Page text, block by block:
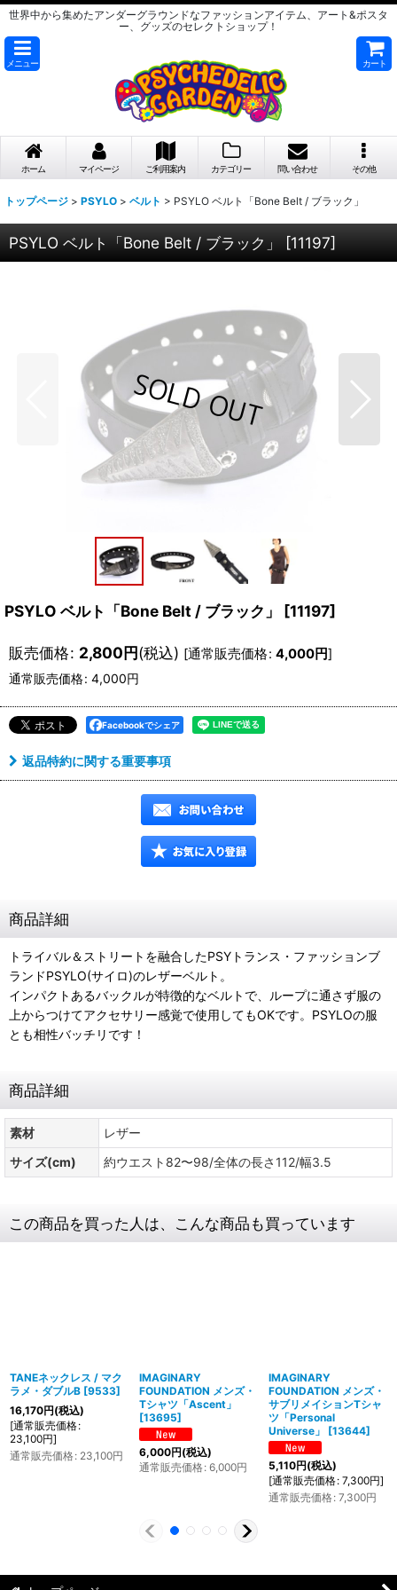
世界中から集めたアンダーグラウンドなファッションアイテム、アート&ポスタ
ー、グッズのセレクトショップ！
メニュー カート
ホーム マイページ ご利用案内 カテゴリー 問い合わせ その他
トップページ > PSYLO > ベルト > PSYLO ベルト「Bone Belt / ブラック」
PSYLO ベルト「Bone Belt / ブラック」 [11197]
PSYLO ベルト「Bone Belt / ブラック」 [11197]
販売価格: 2,800円(税込) [通常販売価格: 4,000円]
通常販売価格: 4,000円
Facebookでシェア
返品特約に関する重要事項
商品詳細
トライバル＆ストリートを融合したPSYトランス・ファッションブ
ランドPSYLO(サイロ)のレザーベルト。
インパクトあるバックルが特徴的なベルトで、ループに通さず服の
上からつけてアクセサリー感覚で使用してもOKです。PSYLOの服
とも相性バッチリです！
商品詳細
素材
レザー
サイズ(cm)
約ウエスト82〜98/全体の長さ112/幅3.5
この商品を買った人は、こんな商品も買っています
TANEネックレス / マク
ラメ・ダブルB [9533]
16,170円(税込)
[通常販売価格:
23,100円]
通常販売価格: 23,100円
IMAGINARY
FOUNDATION メンズ・
Tシャツ「Ascent」
[13695]
6,000円(税込)
通常販売価格: 6,000円
IMAGINARY
FOUNDATION メンズ・
サブリメイションTシャ
ツ「Personal
Universe」
[13644]
5,110円(税込)
[通常販売価格: 7,300円]
通常販売価格: 7,300円